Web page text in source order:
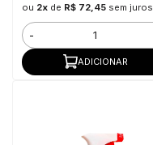
ou 2xde R$ 72,45 sem juros
-
ADICIONAR